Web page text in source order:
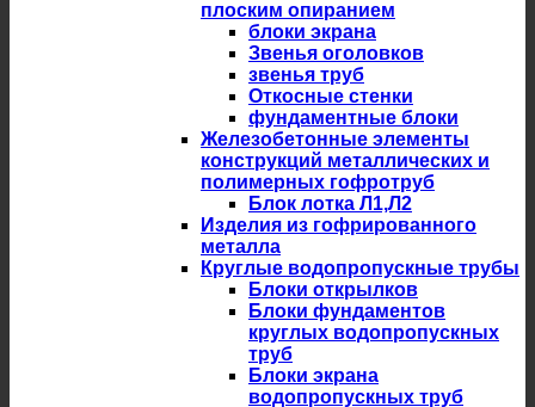
плоским опиранием
блоки экрана
Звенья оголовков
звенья труб
Откосные стенки
фундаментные блоки
Железобетонные элементы
конструкций металлических и
полимерных гофротруб
Блок лотка Л1,Л2
Изделия из гофрированного
металла
Круглые водопропускные трубы
Блоки открылков
Блоки фундаментов
круглых водопропускных
труб
Блоки экрана
водопропускных труб